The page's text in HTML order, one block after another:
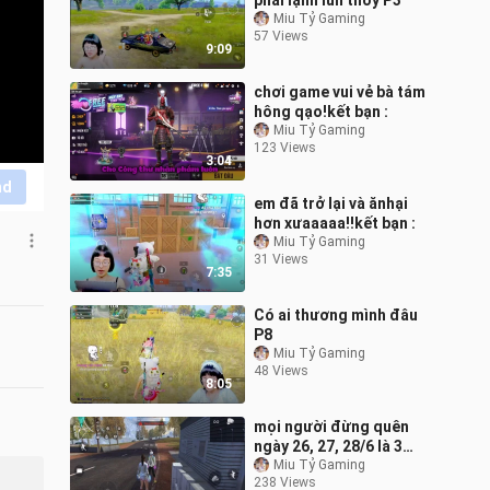
9:09
Miu Tỷ Gaming
57 Views
3:04
chơi game vui vẻ bà tám
hông qạo!kết bạn :
Miu Tỷ Gaming
123 Views
7:35
em đã trở lại và ănhại
hơn xưaaaaa!!kết bạn :
Miu Tỷ Gaming
31 Views
8:05
Có ai thương mình đâu
P8
Miu Tỷ Gaming
48 Views
mọi người đừng quên
ngày 26, 27, 28/6 là 3
ngày thi đấu onlan và mọi
người có thể tham khảo
Miu Tỷ Gaming
238 Views